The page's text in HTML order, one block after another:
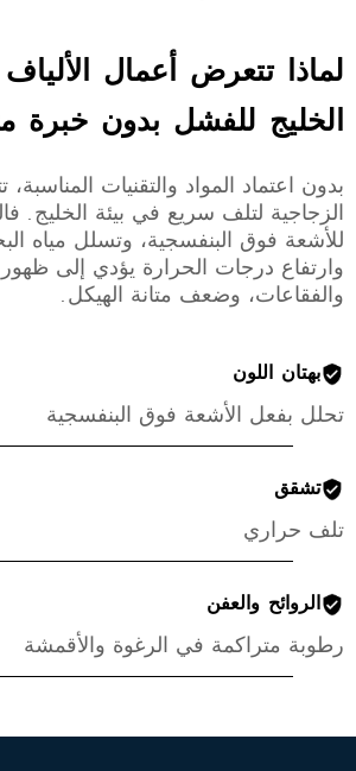
لماذا تتعرض أعمال
الخليج للفشل بدون خبرة
بدون اعتماد المواد والتقنيات
الزجاجية لتلف سريع في بيئة الخليج.
للأشعة فوق البنفسجية، وتسلل مياه
وارتفاع درجات الحرارة يؤدي إلى
والفقاعات، وضعف متانة الهيكل.
بهتان اللون
تحلل بفعل الأشعة فوق البنفسجية
تشقق
تلف حراري
الروائح والعفن
رطوبة متراكمة في الرغوة والأقمشة